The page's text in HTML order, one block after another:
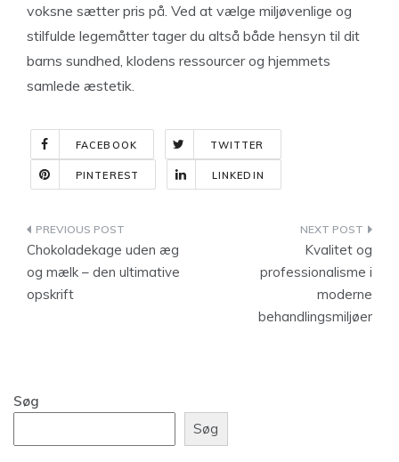
voksne sætter pris på. Ved at vælge miljøvenlige og
stilfulde legemåtter tager du altså både hensyn til dit
barns sundhed, klodens ressourcer og hjemmets
samlede æstetik.
FACEBOOK TWITTER
PINTEREST LINKEDIN
Indlægsnavigation
Chokoladekage uden æg
og mælk – den ultimative
opskrift
Kvalitet og
professionalisme i
moderne
behandlingsmiljøer
Søg
Søg